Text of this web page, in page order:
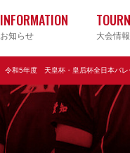
INFORMATION
お知らせ 大会情
令和5年度 天皇杯・皇后杯全日本バレ